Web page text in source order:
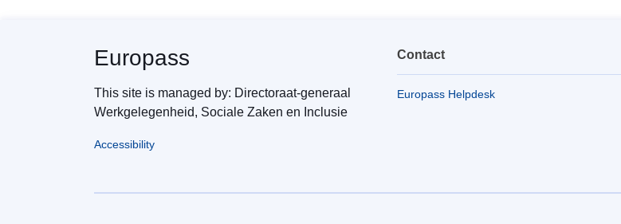
Europass
This site is managed by: Directoraat-generaal
Werkgelegenheid, Sociale Zaken en Inclusie
Accessibility
Contact
Europass Helpdesk